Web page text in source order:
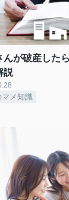
んが破産した
説
マメ知識